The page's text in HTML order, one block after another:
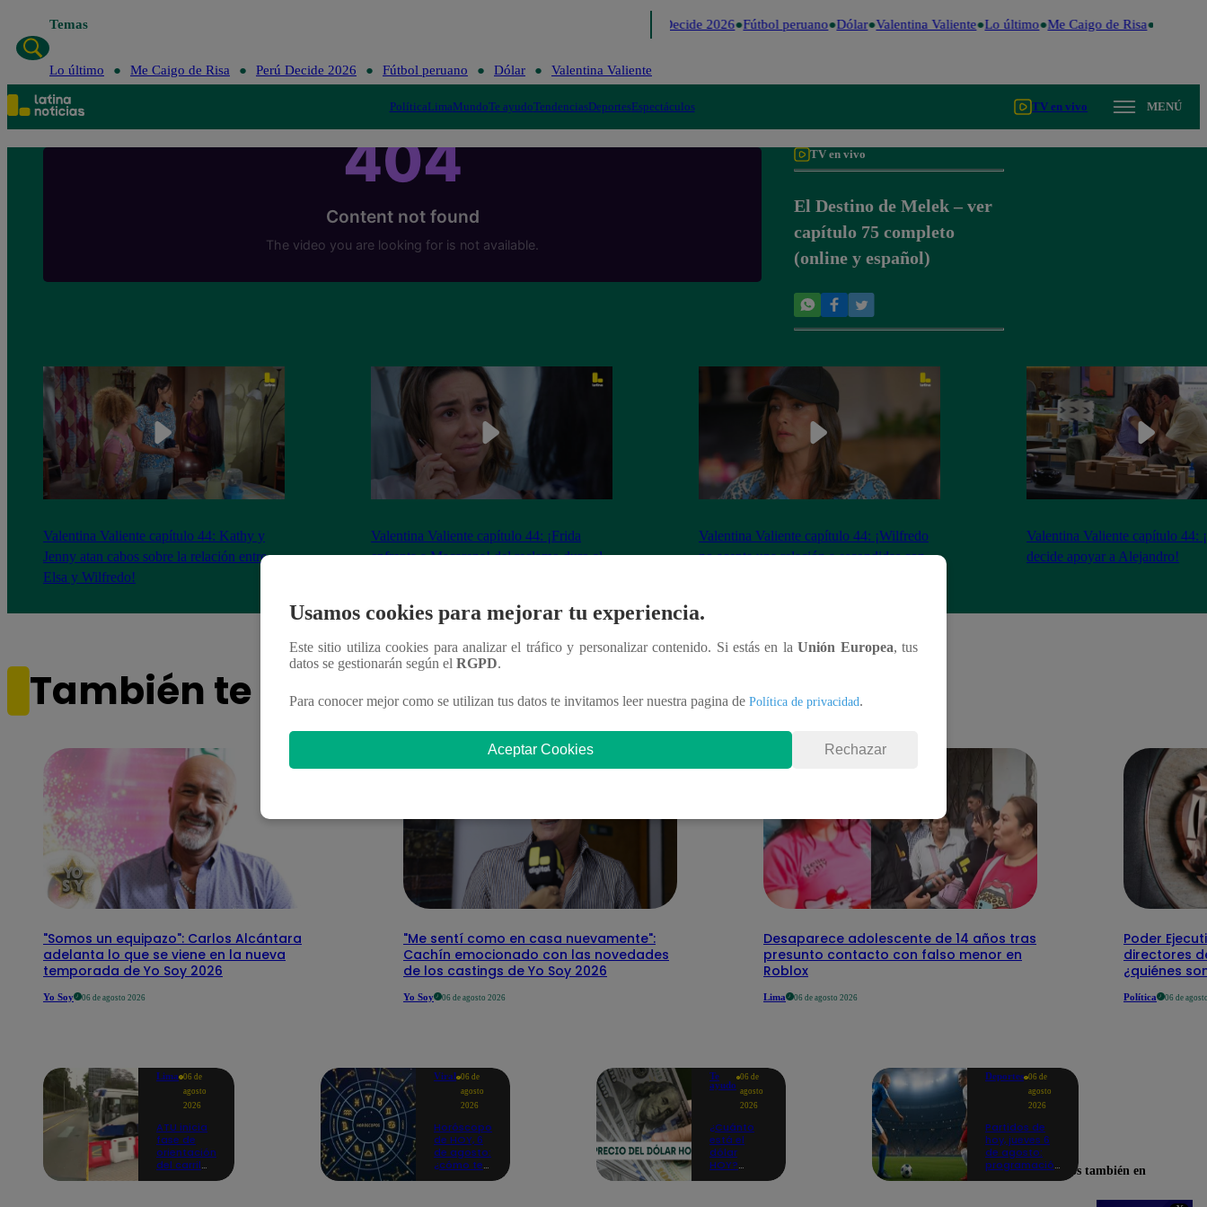
Temas Perú Decide 2026 Fútbol peruano Dólar Valentina Valiente Lo último Me Caigo de Risa Perú
Lo último Me Caigo de Risa Perú Decide 2026 Fútbol peruano Dólar Valentina Valiente
PolíticaLimaMundoTe ayudoTendenciasDeportesEspectáculos TV en vivo MENÚ
TV en vivo
El Destino de Melek – ver
capítulo 75 completo
(online y español)
Valentina Valiente capítulo 44: Kathy y
Jenny atan cabos sobre la relación entre
Elsa y Wilfredo!
Valentina Valiente capítulo 44: ¡Frida
enfrenta a Macarena! del reclamo duro al
Valentina Valiente capítulo 44: ¡Wilfredo
no acepta una relación a escondidas con
Valentina Valiente capítulo 44:
decide apoyar a Alejandro!
También te puede interesar
"Somos un equipazo": Carlos Alcántara
adelanta lo que se viene en la nueva
temporada de Yo Soy 2026
Yo Soy 06 de agosto 2026
"Me sentí como en casa nuevamente":
Cachín emocionado con las novedades
de los castings de Yo Soy 2026
Yo Soy 06 de agosto 2026
Desaparece adolescente de 14 años tras
presunto contacto con falso menor en
Roblox
Lima 06 de agosto 2026
Poder
directores
¿quiénes
Política 06 de
Lima 06 de
agosto
2026
ATU inicia
fase de
orientación
del carril
Viral 06 de
agosto
2026
Horóscopo
de HOY, 6
de agosto:
¿cómo te
Te
ayudo
06 de
agosto
2026
¿Cuánto
está el
dólar
HOY?
Deportes 06 de
agosto
2026
Partidos de
hoy, jueves 6
de agosto:
programación
Usamos cookies para mejorar tu experiencia.
Este sitio utiliza cookies para analizar el tráfico y personalizar contenido. Si estás en laUnión Europea, tus
datos se gestionarán según el RGPD.
Para conocer mejor como se utilizan tus datos te invitamos leer nuestra pagina de Política de privacidad.
Aceptar Cookies Rechazar
Encuéntranos también en